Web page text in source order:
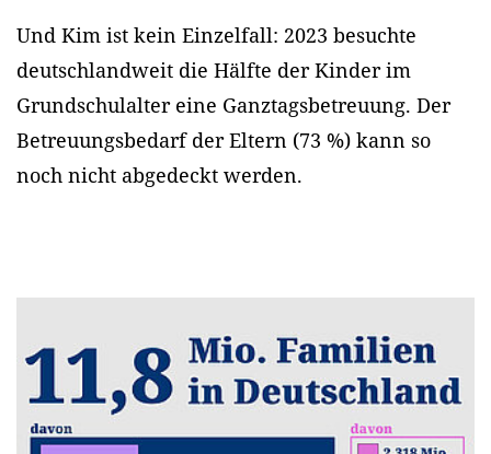
Und Kim ist kein Einzelfall: 2023 besuchte
deutschlandweit die Hälfte der Kinder im
Grundschulalter eine Ganztagsbetreuung. Der
Betreuungsbedarf der Eltern (73 %) kann so
noch nicht abgedeckt werden.